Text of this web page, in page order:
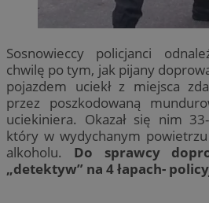
Sosnowieccy policjanci
chwilę po tym, jak pijany
pojazdem uciekł z miejsca
przez poszkodowaną
uciekiniera. Okazał się nim
który w wydychanym
alkoholu. Do sprawcy
„detektyw” na 4 łapach-